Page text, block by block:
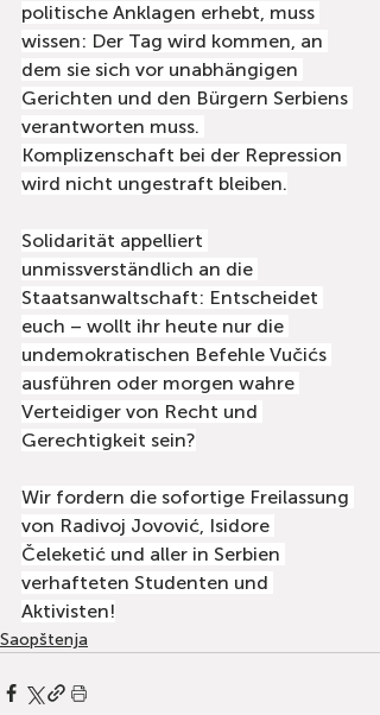
politische Anklagen erhebt, muss
wissen: Der Tag wird kommen, an
dem sie sich vor unabhängigen
Gerichten und den Bürgern Serbiens
verantworten muss.
Komplizenschaft bei der Repression
wird nicht ungestraft bleiben.
Solidarität appelliert
unmissverständlich an die
Staatsanwaltschaft: Entscheidet
euch – wollt ihr heute nur die
undemokratischen Befehle Vučićs
ausführen oder morgen wahre
Verteidiger von Recht und
Gerechtigkeit sein?
Wir fordern die sofortige Freilassung
von Radivoj Jovović, Isidore
Čeleketić und aller in Serbien
verhafteten Studenten und
Aktivisten!
Saopštenja